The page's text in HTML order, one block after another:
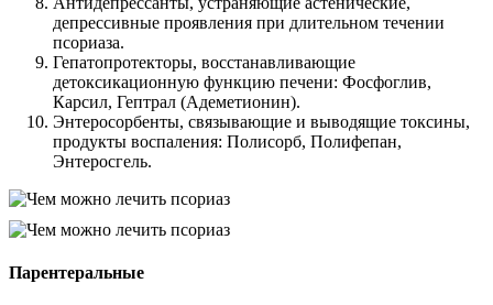
депрессивные проявления при длительном течении
псориаза.
Гепатопротекторы, восстанавливающие
детоксикационную функцию печени: Фосфоглив,
Карсил, Гептрал (Адеметионин).
Энтеросорбенты, связывающие и выводящие токсины,
продукты воспаления: Полисорб, Полифепан,
Энтеросгель.
Парентеральные